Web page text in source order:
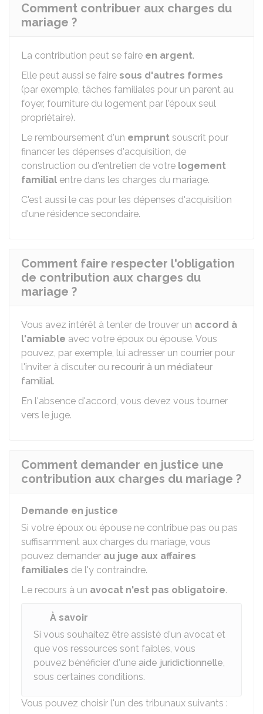
Comment contribuer aux charges du
mariage ?
La contribution peut se faire en argent.
Elle peut aussi se faire sous d'autres formes
(par exemple, tâches familiales pour un parent au
foyer, fourniture du logement par l'époux seul
propriétaire).
Le remboursement d'un emprunt souscrit pour
financer les dépenses d'acquisition, de
construction ou d'entretien de votre logement
familial entre dans les charges du mariage.
C'est aussi le cas pour les dépenses d'acquisition
d'une résidence secondaire.
Comment faire respecter l'obligation
de contribution aux charges du
mariage ?
Vous avez intérêt à tenter de trouver un accord à
l'amiable avec votre époux ou épouse. Vous
pouvez, par exemple, lui adresser un courrier pour
l'inviter à discuter ou recourir à un médiateur
familial.
En l'absence d'accord, vous devez vous tourner
vers le juge.
Comment demander en justice une
contribution aux charges du mariage ?
Demande en justice
Si votre époux ou épouse ne contribue pas ou pas
suffisamment aux charges du mariage, vous
pouvez demander au juge aux affaires
familiales de l'y contraindre.
Le recours à un avocat n'est pas obligatoire.
À savoir
Si vous souhaitez être assisté d'un avocat et
que vos ressources sont faibles, vous
pouvez bénéficier d'une aide juridictionnelle,
sous certaines conditions.
Vous pouvez choisir l'un des tribunaux suivants :